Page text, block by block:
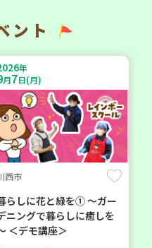
ント
年
月7日(月)
西市
らしに花と緑を① ～ガー
ニングで暮らしに癒しを
＜デモ講座＞